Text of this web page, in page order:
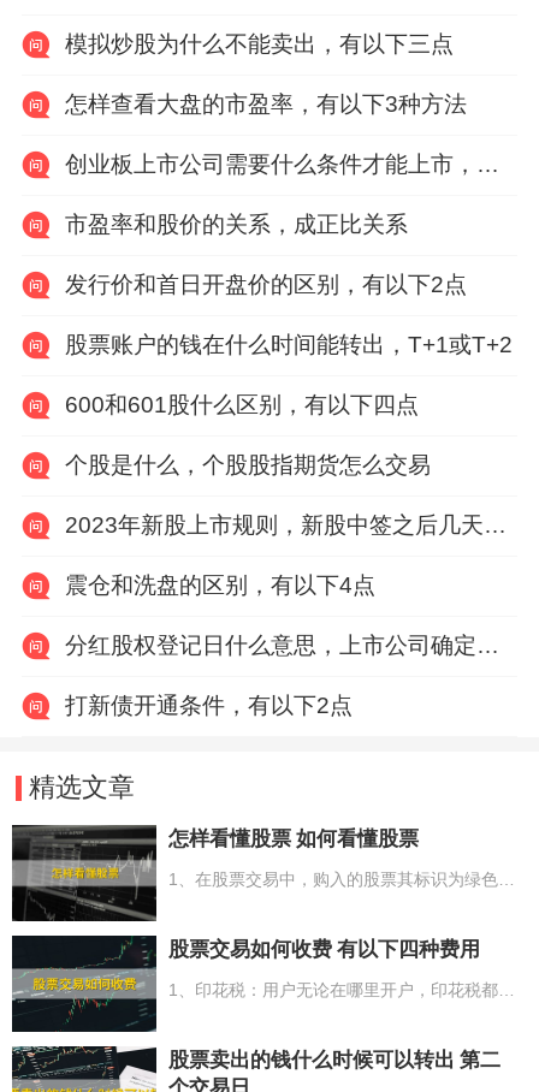
模拟炒股为什么不能卖出，有以下三点
怎样查看大盘的市盈率，有以下3种方法
创业板上市公司需要什么条件才能上市，有以下六点
市盈率和股价的关系，成正比关系
发行价和首日开盘价的区别，有以下2点
股票账户的钱在什么时间能转出，T+1或T+2
600和601股什么区别，有以下四点
个股是什么，个股股指期货怎么交易
2023年新股上市规则，新股中签之后几天缴纳费用
震仓和洗盘的区别，有以下4点
分红股权登记日什么意思，上市公司确定享受分红权利的股东名单的截止日期
打新债开通条件，有以下2点
精选文章
怎样看懂股票 如何看懂股票
股票交易如何收费 有以下四种费用
股票卖出的钱什么时候可以转出 第二